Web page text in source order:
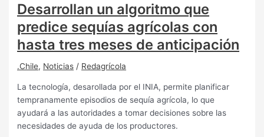
Desarrollan un algoritmo que
predice sequías agrícolas con
hasta tres meses de anticipación
.Chile, Noticias / Redagrícola
La tecnología, desarollada por el INIA, permite planificar
tempranamente episodios de sequía agrícola, lo que
ayudará a las autoridades a tomar decisiones sobre las
necesidades de ayuda de los productores.